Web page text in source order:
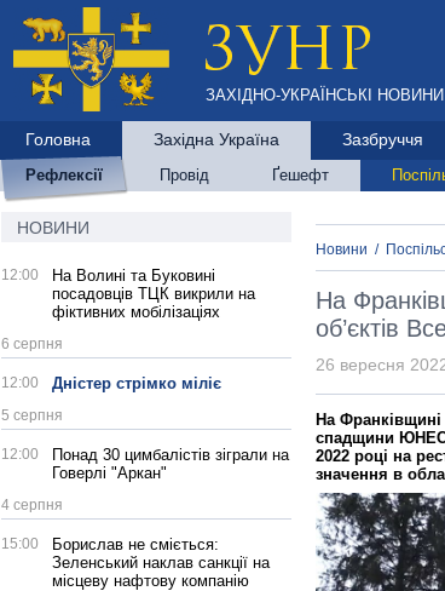
ЗАХІДНО-УКРАЇНСЬКІ НОВИНИ
Головна Західна Україна Зазбруччя
Рефлексії Провід Ґешефт
НОВИНИ
12:00
На Волині та Буковині
посадовців ТЦК викрили на
фіктивних мобілізаціях
6 серпня
12:00 Дністер стрімко міліє
5 серпня
12:00
Понад 30 цимбалістів зіграли на
Говерлі "Аркан"
4 серпня
15:00
Борислав не сміється:
Зеленський наклав санкції на
місцеву нафтову компанію
Новини /
На
об’єктів
26 вересня
На Франківщині
спадщини
2022 році на
значення в